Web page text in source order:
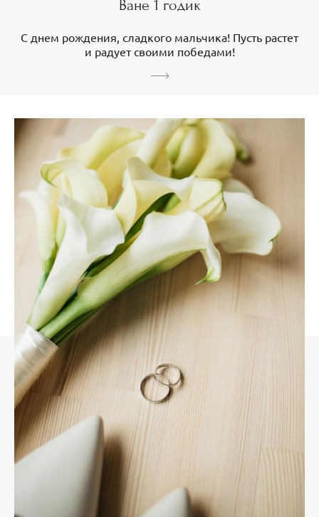
Ване 1 годик
С днем рождения, сладкого мальчика! Пусть растет
и радует своими победами!